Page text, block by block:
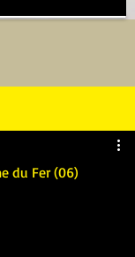
du Fer (06)